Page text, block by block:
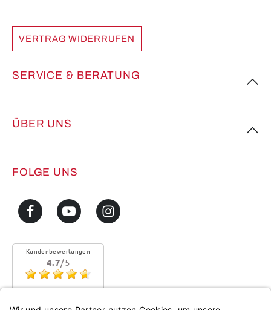
VERTRAG WIDERRUFEN
SERVICE & BERATUNG
ÜBER UNS
FOLGE UNS
Kundenbewertungen
4.7/5